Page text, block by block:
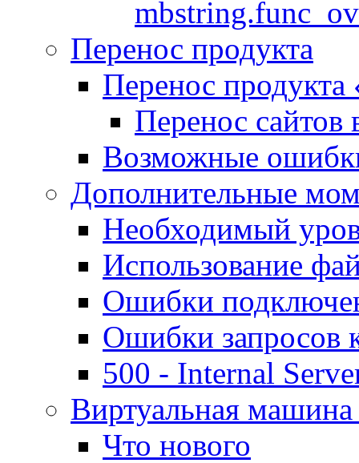
Перенос продукта
Перенос продукта
Перенос сайтов
Возможные
Дополнительные
Необходимый
Использование
Ошибки
Ошибки запросов
500 - Internal
Виртуальная
Что нового